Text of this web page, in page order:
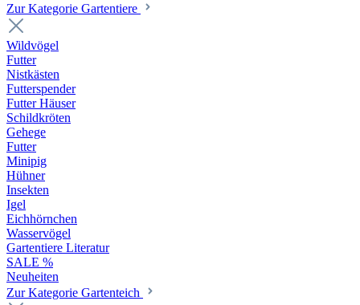
Zur Kategorie Gartentiere
Wildvögel
Futter
Nistkästen
Futterspender
Futter Häuser
Schildkröten
Gehege
Futter
Minipig
Hühner
Insekten
Igel
Eichhörnchen
Wasservögel
Gartentiere Literatur
SALE %
Neuheiten
Zur Kategorie Gartenteich